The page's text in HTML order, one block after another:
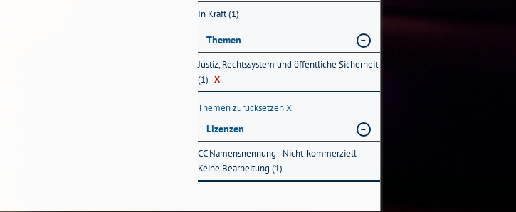
In Kraft (1)
Themen
Justiz, Rechtssystem und öffentliche Sicherheit
(1) X
Themen zurücksetzenX
Lizenzen
CC Namensnennung - Nicht-kommerziell -
Keine Bearbeitung (1)